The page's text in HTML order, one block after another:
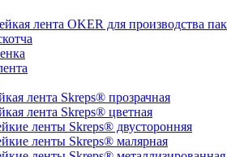
лента OKER для производства
лента Skreps® прозрачная
лента Skreps® цветная
ленты Skreps® двусторонняя
ленты Skreps® малярная